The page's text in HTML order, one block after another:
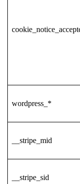
wordpress_*
__stripe_mid
__stripe_sid